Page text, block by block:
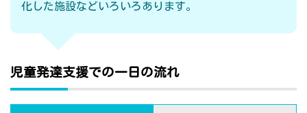
化した施設などいろいろあります。
児童発達支援での一日の流れ